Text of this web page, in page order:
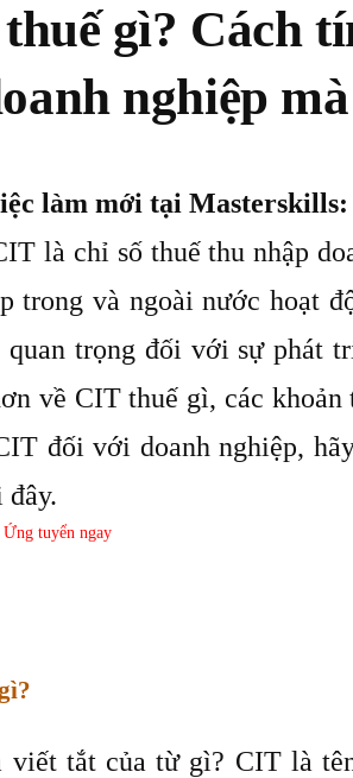
gì? Cách
nghiệp
làm mới tại Masterskills:
là chỉ số thuế thu nhập
trong và ngoài nước hoạt
trọng đối với sự phát
về CIT thuế gì, các khoản
đối với doanh nghiệp,
Ứng tuyển ngay
viết tắt của từ gì? CIT là